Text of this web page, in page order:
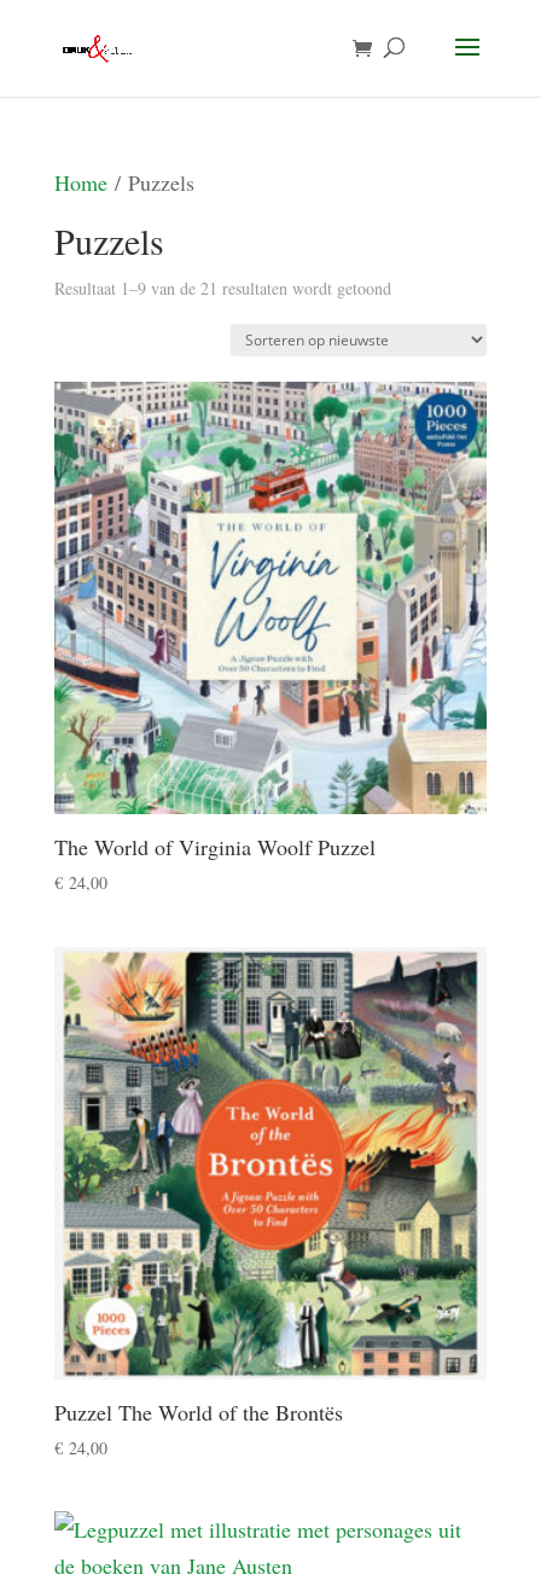
Home/ Puzzels
Puzzels
Resultaat 1–9 van de 21 resultaten wordt getoondGesorteerd
The World of Virginia Woolf Puzzel
€24,00
Puzzel The World of the Brontës
€24,00